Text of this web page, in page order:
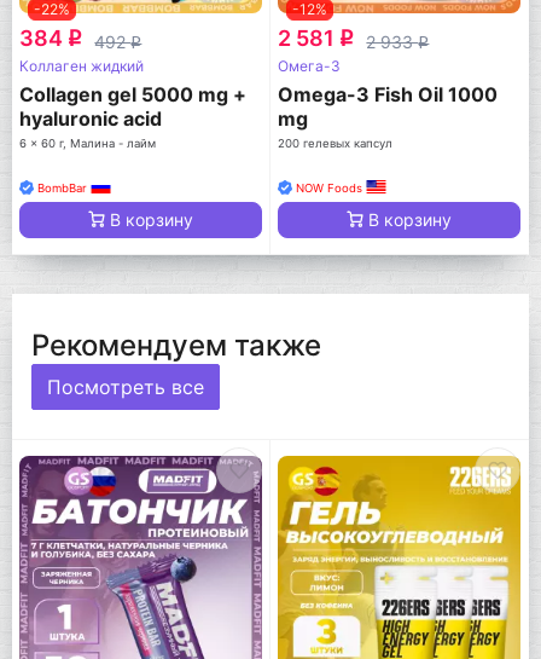
-22%
384 q 492q
Коллаген жидкий
Collagen gel 5000 mg +
hyaluronic acid
6 x 60 г, Малина - лайм
BombBar
В корзину
-12%
2 581 q 2 933q
Омега-3
Omega-3 Fish Oil 1000
mg
200 гелевых капсул
NOW Foods
В корзину
Рекомендуем также
Посмотреть все